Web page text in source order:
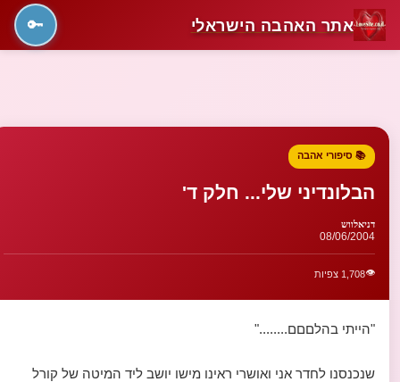
אתר האהבה הישראלי 🔑
📚 סיפורי אהבה
הבלונדיני שלי... חלק ד'
דניאלווש
08/06/2004
👁️1,708 צפיות
"הייתי בהלםםם........"
שנכנסנו לחדר אני ואושרי ראינו מישו יושב ליד המיטה של קורל